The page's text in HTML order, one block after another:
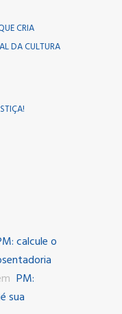
CRIA
DA CULTURA
calcule o
PM:
sua